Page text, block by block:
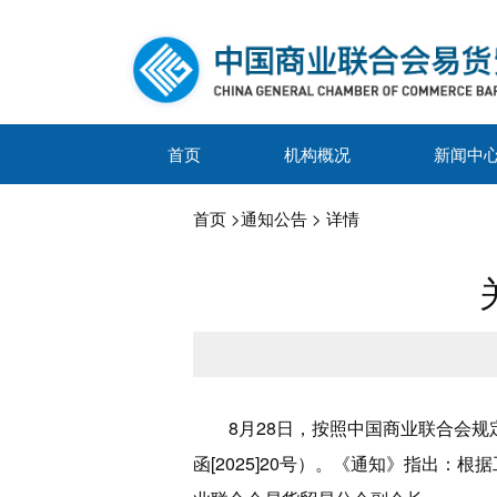
首页 机构概况 新闻中
首页 >通知公告 > 详情
8月28日，按照中国商业联合会
函[2025]20号）。《通知》指出：根